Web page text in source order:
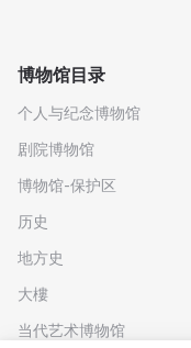
博物馆目录
个人与纪念博物馆
剧院博物馆
博物馆-保护区
历史
地方史
大樓
当代艺术博物馆